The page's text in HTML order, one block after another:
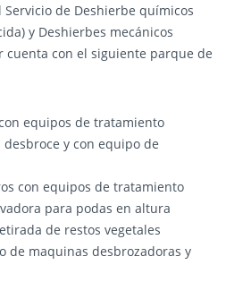
Servicio de Deshierbe químicos
y Deshierbes mecánicos
cuenta con el siguiente parque de
equipos de tratamiento
y con equipo de
con equipos de tratamiento
para podas en altura
de restos vegetales
de maquinas desbrozadoras y